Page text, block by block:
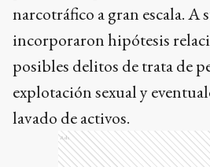
narcotráfico a gran escala. A
incorporaron hipótesis
posibles delitos de trata de
explotación sexual y
lavado de activos.
Ads